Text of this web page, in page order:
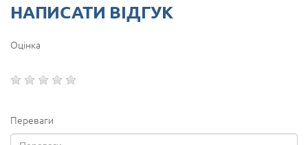
НАПИСАТИ ВІДГУК
Оцінка
Переваги